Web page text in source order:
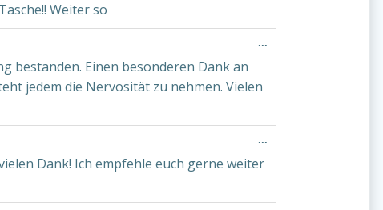
Weiter so
bestanden. Einen besonderen Dank an
jedem die Nervosität zu nehmen. Vielen
...
Dank! Ich empfehle euch gerne weiter
...